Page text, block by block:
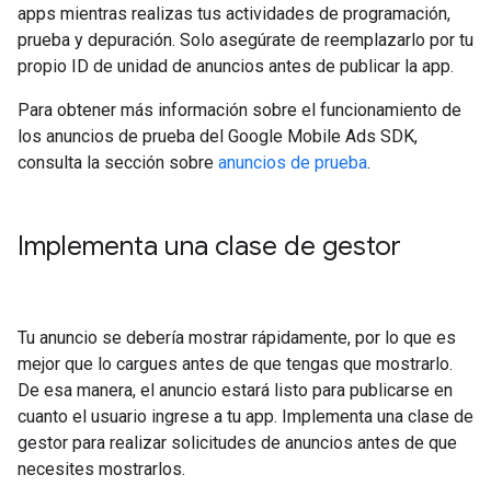
apps mientras realizas tus actividades de programación,
prueba y depuración. Solo asegúrate de reemplazarlo por tu
propio ID de unidad de anuncios antes de publicar la app.
Para obtener más información sobre el funcionamiento de
los anuncios de prueba del Google Mobile Ads SDK,
consulta la sección sobre anuncios de prueba.
Implementa una clase de gestor
Tu anuncio se debería mostrar rápidamente, por lo que es
mejor que lo cargues antes de que tengas que mostrarlo.
De esa manera, el anuncio estará listo para publicarse en
cuanto el usuario ingrese a tu app. Implementa una clase de
gestor para realizar solicitudes de anuncios antes de que
necesites mostrarlos.